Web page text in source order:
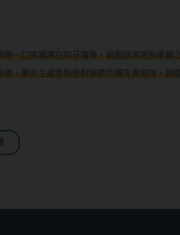
一口亮麗潔白的牙齒後，說起話來更無後顧
，廖先生感受到他對細節的講究與堅持，就